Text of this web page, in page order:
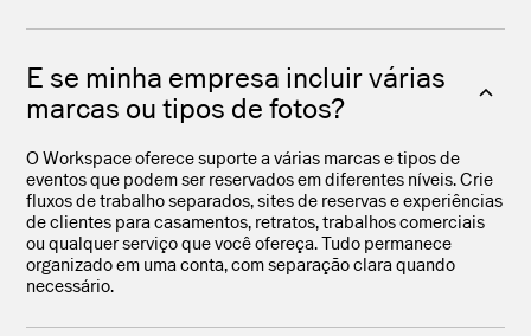
E se minha empresa incluir várias
marcas ou tipos de fotos?
O Workspace oferece suporte a várias marcas e tipos de
eventos que podem ser reservados em diferentes níveis. Crie
fluxos de trabalho separados, sites de reservas e experiências
de clientes para casamentos, retratos, trabalhos comerciais
ou qualquer serviço que você ofereça. Tudo permanece
organizado em uma conta, com separação clara quando
necessário.